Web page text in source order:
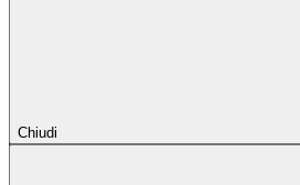
Chiudi